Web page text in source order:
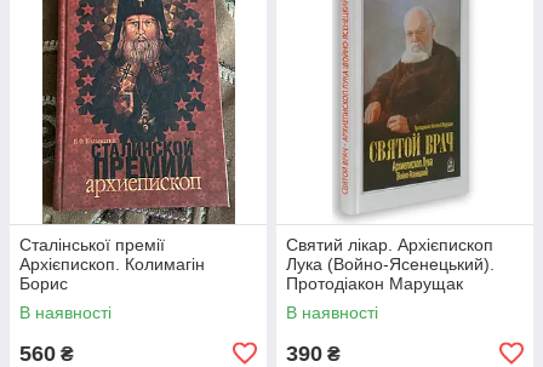
Сталінської премії
Архієпископ. Колимагін
Борис
В наявності
560 ₴
Святий лікар. Архієпископ
Лука (Войно-Ясенецький).
Протодіакон Марущак
Василь
В наявності
390 ₴